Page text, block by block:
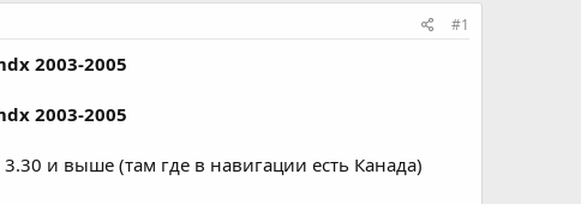
#1
2003-2005
2003-2005
и выше (там где в навигации есть Канада)